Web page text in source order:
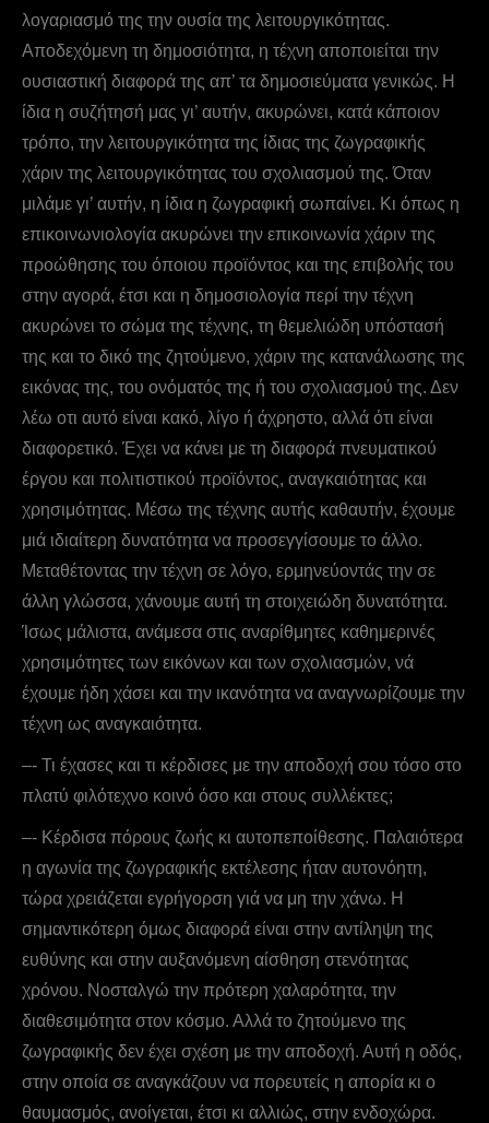
λογαριασμό της την ουσία της λειτουργικότητας.
Aποδεχόμενη τη δημοσιότητα, η τέχνη αποποιείται την
ουσιαστική διαφορά της απ’ τα δημοσιεύματα γενικώς. H
ίδια η συζήτησή μας γι’ αυτήν, ακυρώνει, κατά κάποιον
τρόπο, την λειτουργικότητα της ίδιας της ζωγραφικής
χάριν της λειτουργικότητας του σχολιασμού της. Όταν
μιλάμε γι’ αυτήν, η ίδια η ζωγραφική σωπαίνει. Kι όπως η
επικοινωνιολογία ακυρώνει την επικοινωνία χάριν της
προώθησης του όποιου προϊόντος και της επιβολής του
στην αγορά, έτσι και η δημοσιολογία περί την τέχνη
ακυρώνει το σώμα της τέχνης, τη θεμελιώδη υπόστασή
της και το δικό της ζητούμενο, χάριν της κατανάλωσης της
εικόνας της, του ονόματός της ή του σχολιασμού της. Δεν
λέω οτι αυτό είναι κακό, λίγο ή άχρηστο, αλλά ότι είναι
διαφορετικό. Έχει να κάνει με τη διαφορά πνευματικού
έργου και πολιτιστικού προϊόντος, αναγκαιότητας και
χρησιμότητας. Μέσω της τέχνης αυτής καθαυτήν, έχουμε
μιά ιδιαίτερη δυνατότητα να προσεγγίσουμε το άλλο.
Μεταθέτοντας την τέχνη σε λόγο, ερμηνεύοντάς την σε
άλλη γλώσσα, χάνουμε αυτή τη στοιχειώδη δυνατότητα.
Ίσως μάλιστα, ανάμεσα στις αναρίθμητες καθημερινές
χρησιμότητες των εικόνων και των σχολιασμών, νά
έχουμε ήδη χάσει και την ικανότητα να αναγνωρίζουμε την
τέχνη ως αναγκαιότητα.
–- Τι έχασες και τι κέρδισες με την αποδοχή σου τόσο στο
πλατύ φιλότεχνο κοινό όσο και στους συλλέκτες;
–- Kέρδισα πόρους ζωής κι αυτοπεποίθεσης. Παλαιότερα
η αγωνία της ζωγραφικής εκτέλεσης ήταν αυτονόητη,
τώρα χρειάζεται εγρήγορση γιά να μη την χάνω. H
σημαντικότερη όμως διαφορά είναι στην αντίληψη της
ευθύνης και στην αυξανόμενη αίσθηση στενότητας
χρόνου. Νοσταλγώ την πρότερη χαλαρότητα, την
διαθεσιμότητα στον κόσμο. Αλλά το ζητούμενο της
ζωγραφικής δεν έχει σχέση με την αποδοχή. Αυτή η οδός,
στην οποία σε αναγκάζουν να πορευτείς η απορία κι ο
θαυμασμός, ανοίγεται, έτσι κι αλλιώς, στην ενδοχώρα.